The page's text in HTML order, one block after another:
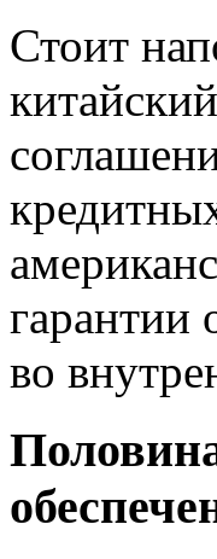
Стоит
гарантии
во